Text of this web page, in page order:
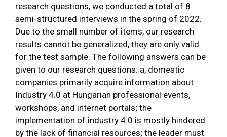
research questions, we conducted a total of 8
semi-structured interviews in the spring of 2022.
Due to the small number of items, our research
results cannot be generalized, they are only valid
for the test sample. The following answers can be
given to our research questions: a, domestic
companies primarily acquire information about
Industry 4.0 at Hungarian professional events,
workshops, and internet portals; the
implementation of industry 4.0 is mostly hindered
by the lack of financial resources; the leader must